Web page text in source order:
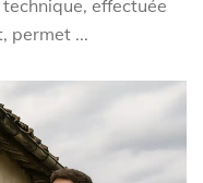
effectuée
permet ...